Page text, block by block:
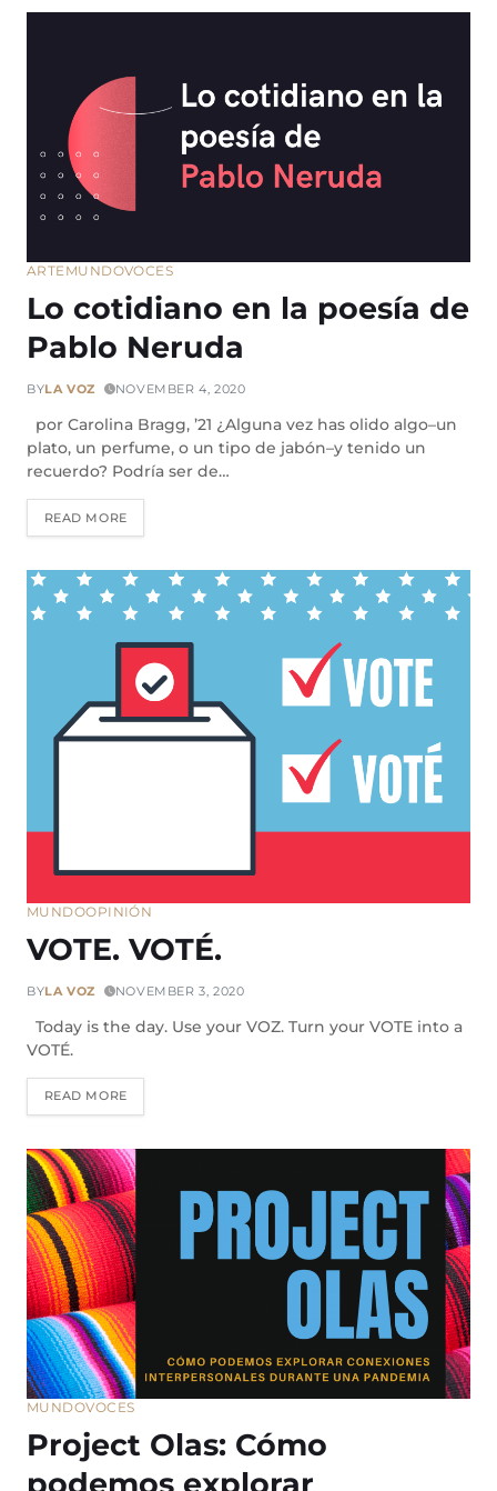
ARTEMUNDOVOCES
Lo cotidiano en la poesía de
Pablo Neruda
BYLA VOZ NOVEMBER 4, 2020
por Carolina Bragg, ’21 ¿Alguna vez has olido algo–un
plato, un perfume, o un tipo de jabón–y tenido un
recuerdo? Podría ser de…
READ MORE
MUNDOOPINIÓN
VOTE. VOTÉ.
BYLA VOZ NOVEMBER 3, 2020
Today is the day. Use your VOZ. Turn your VOTE into a
VOTÉ.
READ MORE
MUNDOVOCES
Project Olas: Cómo
podemos explorar